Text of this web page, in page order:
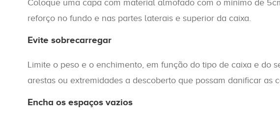
Coloque uma capa com material almofado com o mínimo de
reforço no fundo e nas partes laterais e superior da caixa.
Evite sobrecarregar
Limite o peso e o enchimento, em função do tipo de caixa e do
arestas ou extremidades a descoberto que possam danificar as
Encha os espaços vazios